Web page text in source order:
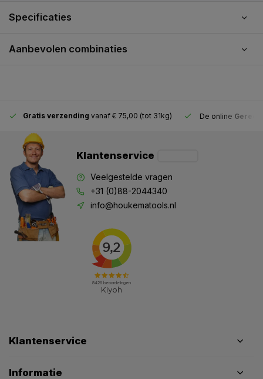
Specificaties
Aanbevolen combinaties
Gratis verzending vanaf € 75,00 (tot 31kg) De online
Klantenservice
Veelgestelde vragen
+31 (0)88-2044340
info@houkematools.nl
Klantenservice
Informatie